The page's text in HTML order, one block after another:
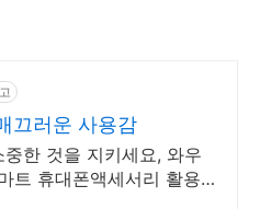
끄러운 사용감
한 것을 지키세요, 와우
트 휴대폰액세서리 활용